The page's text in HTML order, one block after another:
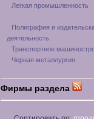
Легкая промышленность
Полиграфия и
деятельность
Транспортное
Черная металлургия
Фирмы раздела